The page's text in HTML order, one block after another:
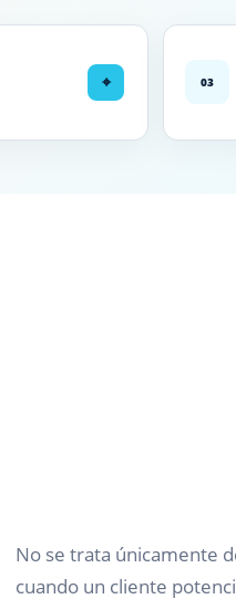
⌖ 03
No se trata únicamente
cuando un cliente